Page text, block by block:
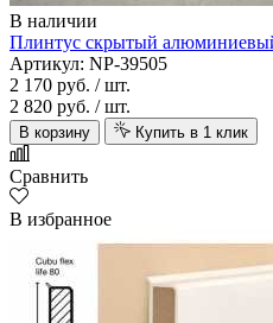
В наличии
Плинтус скрытый
Артикул: NP-39505
2 170 руб. / шт.
2 820 руб. / шт.
В корзину Купить в 1 клик
Сравнить
В избранное